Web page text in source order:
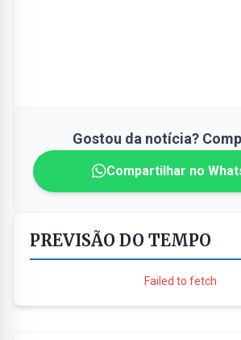
Gostou da notícia?
Compartilhar no
PREVISÃO DO TEMPO
Failed to fetch